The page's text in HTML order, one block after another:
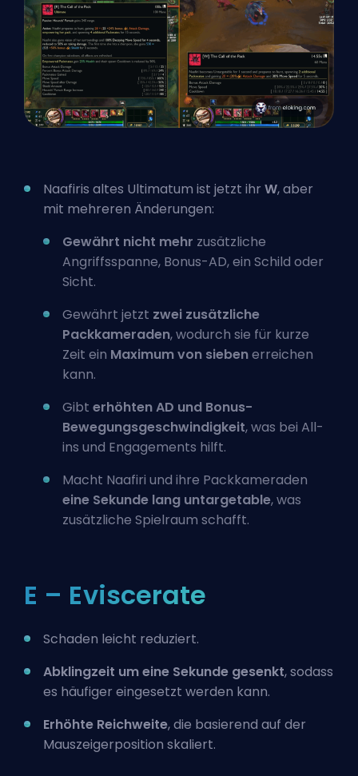
Naafiris altes Ultimatum ist jetzt ihr W, aber
mit mehreren Änderungen:
Gewährt nicht mehr zusätzliche
Angriffsspanne, Bonus-AD, ein Schild oder
Sicht.
Gewährt jetzt zwei zusätzliche
Packkameraden, wodurch sie für kurze
Zeit ein Maximum von siebenerreichen
kann.
Gibt erhöhten AD und Bonus-
Bewegungsgeschwindigkeit, was bei All-
ins und Engagements hilft.
Macht Naafiri und ihre Packkameraden
eine Sekunde lang untargetable, was
zusätzliche Spielraum schafft.
E – Eviscerate
Schaden leicht reduziert.
Abklingzeit um eine Sekunde gesenkt, sodass
es häufiger eingesetzt werden kann.
Erhöhte Reichweite, die basierend auf der
Mauszeigerposition skaliert.